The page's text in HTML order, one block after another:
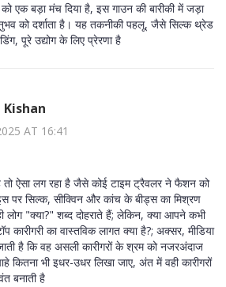
को एक बड़ा मंच दिया है, इस गाउन की बारीकी में जड़ा
को दर्शाता है। यह तकनीकी पहलू, जैसे सिल्क थ्रेड
पूरे उद्योग के लिए प्रेरणा है
Kishan
AT 16:41
ऐसा लग रहा है जैसे कोई टाइम ट्रैवलर ने फैशन को
पर सिल्क, सीक्विन और कांच के बीड्स का मिश्रण
"क्या?" शब्द दोहराते हैं; लेकिन, क्या आपने कभी
कारीगरी का वास्तविक लागत क्या है?; अक्सर, मीडिया
है कि वह असली कारीगरों के श्रम को नजरअंदाज
कितना भी इधर-उधर लिखा जाए, अंत में वही कारीगरों
बनाती है